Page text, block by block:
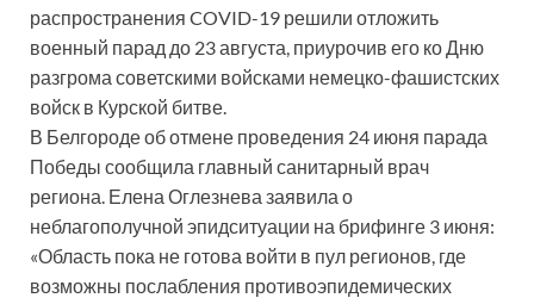
распространения COVID-19 решили отложить
военный парад до 23 августа, приурочив его ко Дню
разгрома советскими войсками немецко-фашистских
войск в Курской битве.
В Белгороде об отмене проведения 24 июня парада
Победы сообщила главный санитарный врач
региона. Елена Оглезнева заявила о
неблагополучной эпидситуации на брифинге 3 июня:
«Область пока не готова войти в пул регионов, где
возможны послабления противоэпидемических